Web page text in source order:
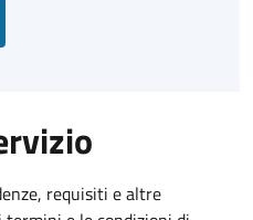
requisiti e altre